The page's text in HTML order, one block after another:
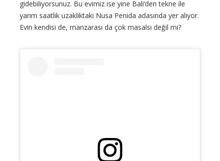
gidebiliyorsunuz. Bu evimiz ise yine Bali’den tekne ile
yarım saatlik uzaklıktaki Nusa Penida adasında yer alıyor.
Evin kendisi de, manzarası da çok masalsı değil mi?